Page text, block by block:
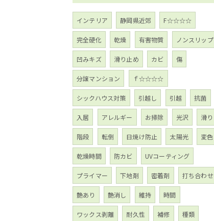
インテリア 静岡県近郊 F☆☆☆☆
完全硬化 乾燥 有害物質 ノンスリップ
凹みキズ 滑り止め カビ 傷
分譲マンション ｆ☆☆☆☆
シックハウス対策 引越し 引越 抗菌
入居 アレルギー お掃除 光沢 滑り
階段 転倒 日焼け防止 太陽光 変色
乾燥時間 防カビ UVコーティング
プライマー 下地剤 密着剤 打ち合わせ
艶あり 艶消し 維持 時間
ワックス剥離 耐久性 補修 種類